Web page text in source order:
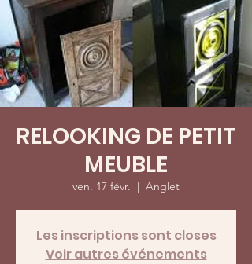
RELOOKING DE PETIT
MEUBLE
ven. 17 févr.
  |
Anglet
Les inscriptions sont closes
Voir autres événements